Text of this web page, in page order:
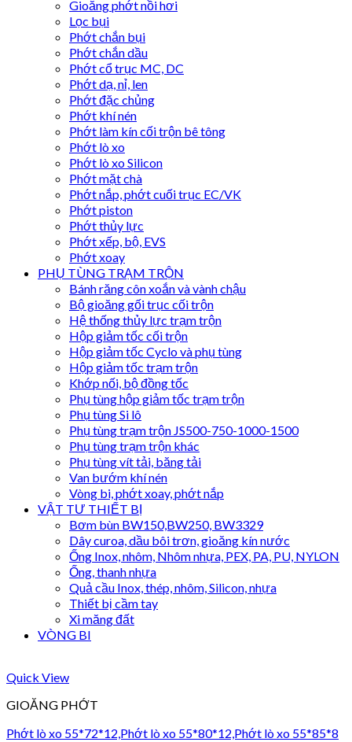
Gioăng phớt nồi hơi
Lọc bụi
Phớt chắn bụi
Phớt chắn dầu
Phớt cổ trục MC, DC
Phớt dạ, nỉ, len
Phớt đặc chủng
Phớt khí nén
Phớt làm kín cối trộn bê tông
Phớt lò xo
Phớt lò xo Silicon
Phớt mặt chà
Phớt nắp, phớt cuối trục EC/VK
Phớt piston
Phớt thủy lực
Phớt xếp, bộ, EVS
Phớt xoay
PHỤ TÙNG TRẠM TRỘN
Bánh răng côn xoắn và vành chậu
Bộ gioăng gối trục cối trộn
Hệ thống thủy lực trạm trộn
Hộp giảm tốc cối trộn
Hộp giảm tốc Cyclo và phụ tùng
Hộp giảm tốc trạm trộn
Khớp nối, bộ đồng tốc
Phụ tùng hộp giảm tốc trạm trộn
Phụ tùng Si lô
Phụ tùng trạm trộn JS500-750-1000-1500
Phụ tùng trạm trộn khác
Phụ tùng vít tải, băng tải
Van bướm khí nén
Vòng bi, phớt xoay, phớt nắp
VẬT TƯ THIẾT BỊ
Bơm bùn BW150,BW250, BW3329
Dây curoa, dầu bôi trơn, gioăng kín nước
Ống Inox, nhôm, Nhôm nhựa, PEX, PA, PU, NYLON
Ống, thanh nhựa
Quả cầu Inox, thép, nhôm, Silicon, nhựa
Thiết bị cầm tay
Xi măng đất
VÒNG BI
Quick View
GIOĂNG PHỚT
Phớt lò xo 55*72*12,Phớt lò xo 55*80*12,Phớt lò xo 55*85*8